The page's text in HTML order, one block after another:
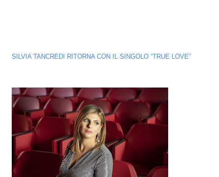
SILVIA TANCREDI RITORNA CON IL SINGOLO “TRUE LOVE”